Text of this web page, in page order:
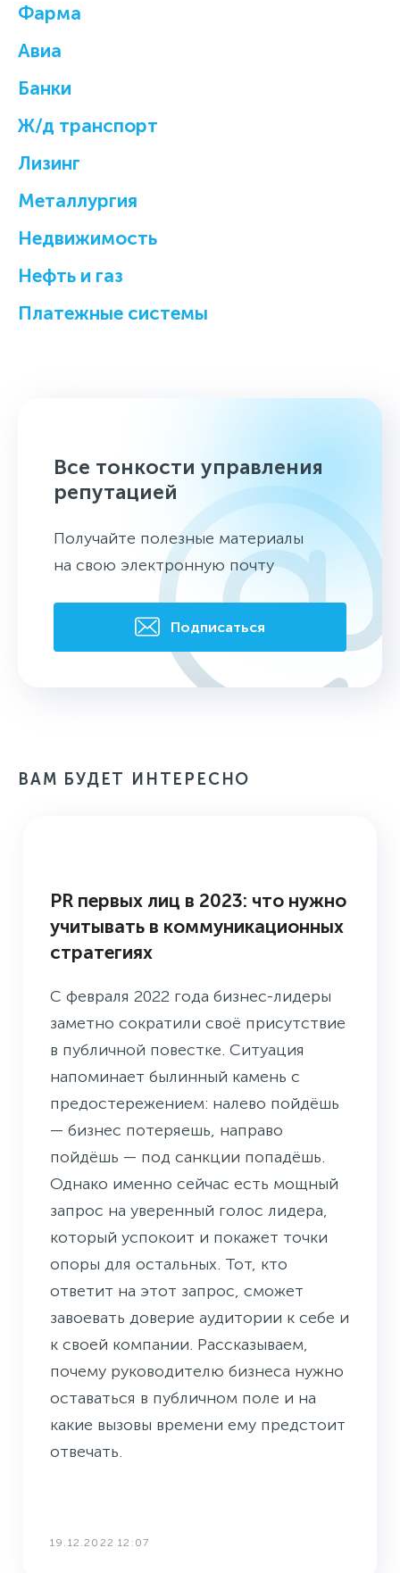
Фарма
Авиа
Банки
Ж/д транспорт
Лизинг
Металлургия
Недвижимость
Нефть и газ
Платежные системы
Все тонкости управления
репутацией
Получайте полезные материалы
на свою электронную почту
Подписаться
ВАМ БУДЕТ ИНТЕРЕСНО
PR первых лиц в 2023: что нужно
учитывать в коммуникационных
стратегиях
С февраля 2022 года бизнес-лидеры
заметно сократили своё присутствие
в публичной повестке. Ситуация
напоминает былинный камень с
предостережением: налево пойдёшь
— бизнес потеряешь, направо
пойдёшь — под санкции попадёшь.
Однако именно сейчас есть мощный
запрос на уверенный голос лидера,
который успокоит и покажет точки
опоры для остальных. Тот, кто
ответит на этот запрос, сможет
завоевать доверие аудитории к себе и
к своей компании. Рассказываем,
почему руководителю бизнеса нужно
оставаться в публичном поле и на
какие вызовы времени ему предстоит
отвечать.
19.12.2022 12:07